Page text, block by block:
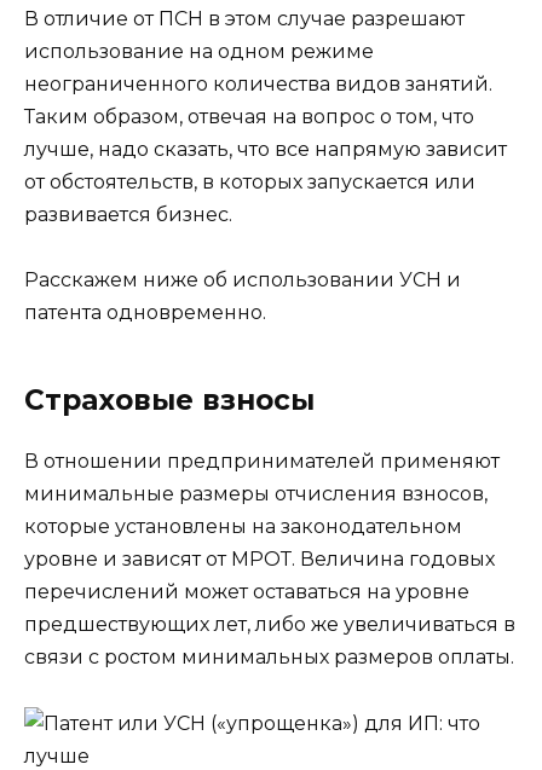
В отличие от ПСН в этом случае разрешают
использование на одном режиме
неограниченного количества видов занятий.
Таким образом, отвечая на вопрос о том, что
лучше, надо сказать, что все напрямую зависит
от обстоятельств, в которых запускается или
развивается бизнес.
Расскажем ниже об использовании УСН и
патента одновременно.
Страховые взносы
В отношении предпринимателей применяют
минимальные размеры отчисления взносов,
которые установлены на законодательном
уровне и зависят от МРОТ. Величина годовых
перечислений может оставаться на уровне
предшествующих лет, либо же увеличиваться в
связи с ростом минимальных размеров оплаты.